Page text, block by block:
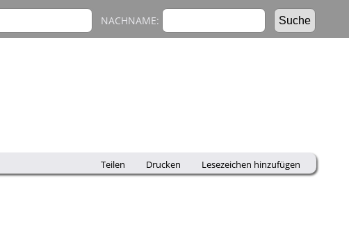
NACHNAME:
Teilen Drucken Lesezeichen hinzufügen